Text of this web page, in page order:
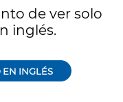
de ver solo
inglés.
EN INGLÉS